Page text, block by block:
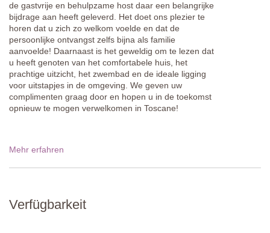
de gastvrije en behulpzame host daar een belangrijke
bijdrage aan heeft geleverd. Het doet ons plezier te
horen dat u zich zo welkom voelde en dat de
persoonlijke ontvangst zelfs bijna als familie
aanvoelde! Daarnaast is het geweldig om te lezen dat
u heeft genoten van het comfortabele huis, het
prachtige uitzicht, het zwembad en de ideale ligging
voor uitstapjes in de omgeving. We geven uw
complimenten graag door en hopen u in de toekomst
opnieuw te mogen verwelkomen in Toscane!
Mehr erfahren
Verfügbarkeit